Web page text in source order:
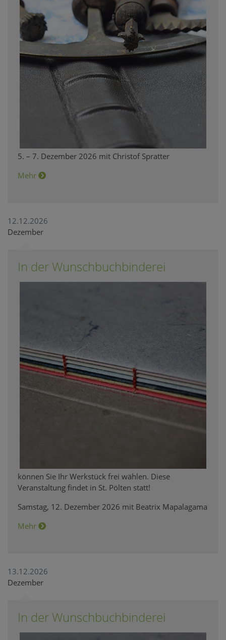
5. – 7. Dezember 2026 mit Christof Spratter
Mehr
12.12.2026
Dezember
In der Wunschbuchbinderei
können Sie Ihr Werkstück frei wählen. Diese
Veranstaltung findet in St. Pölten statt!
Samstag, 12. Dezember 2026 mit Beatrix Mapalagama
Mehr
13.12.2026
Dezember
In der Wunschbuchbinderei